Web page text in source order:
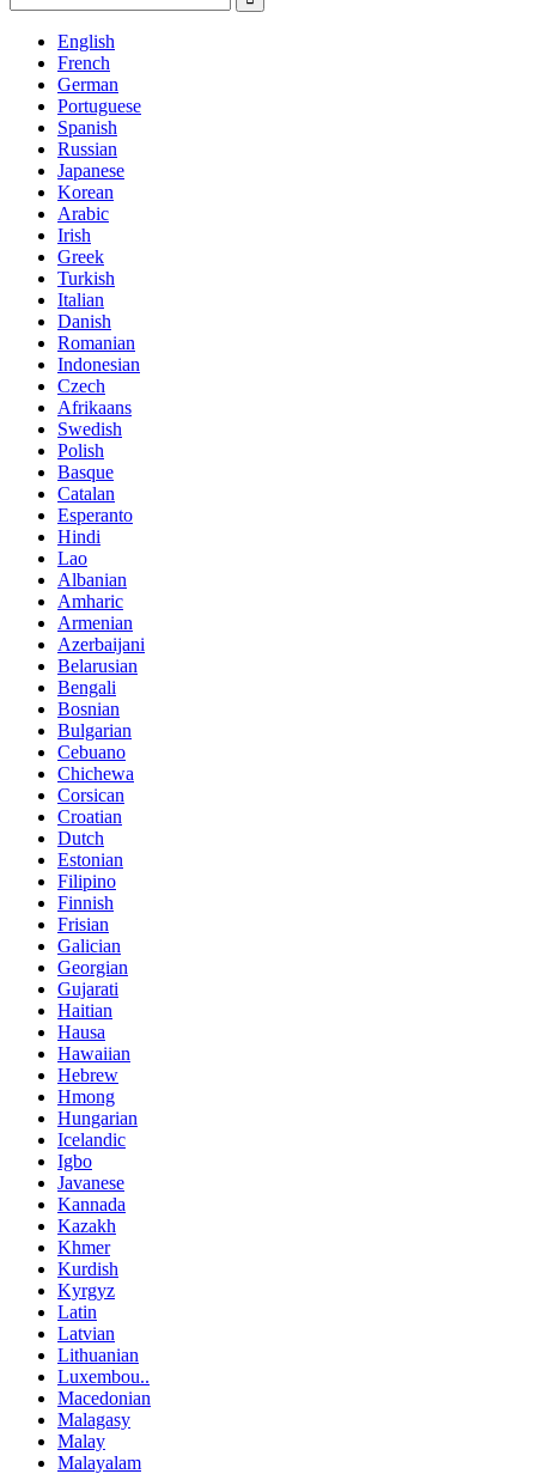
English
French
German
Portuguese
Spanish
Russian
Japanese
Korean
Arabic
Irish
Greek
Turkish
Italian
Danish
Romanian
Indonesian
Czech
Afrikaans
Swedish
Polish
Basque
Catalan
Esperanto
Hindi
Lao
Albanian
Amharic
Armenian
Azerbaijani
Belarusian
Bengali
Bosnian
Bulgarian
Cebuano
Chichewa
Corsican
Croatian
Dutch
Estonian
Filipino
Finnish
Frisian
Galician
Georgian
Gujarati
Haitian
Hausa
Hawaiian
Hebrew
Hmong
Hungarian
Icelandic
Igbo
Javanese
Kannada
Kazakh
Khmer
Kurdish
Kyrgyz
Latin
Latvian
Lithuanian
Luxembou..
Macedonian
Malagasy
Malay
Malayalam